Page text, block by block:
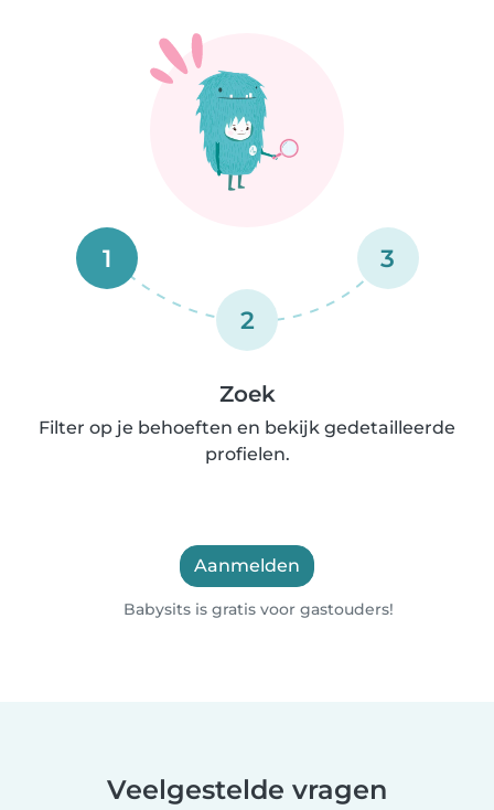
1
2
3
Zoek
Filter op je behoeften en bekijk gedetailleerde
profielen.
Aanmelden
Babysits is gratis voor gastouders!
Veelgestelde vragen